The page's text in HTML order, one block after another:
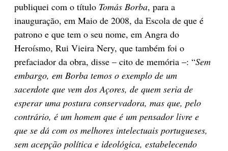
publiquei com o título Tomás Borba, para a
inauguração, em Maio de 2008, da Escola de que é
patrono e que tem o seu nome, em Angra do
Heroísmo, Rui Vieira Nery, que também foi o
prefaciador da obra, disse – cito de memória –: “Sem
embargo, em Borba temos o exemplo de um
sacerdote que vem dos Açores, de quem seria de
esperar uma postura conservadora, mas que, pelo
contrário, é um homem que é um pensador livre e
que se dá com os melhores intelectuais portugueses,
sem acepção política e ideológica, estabelecendo